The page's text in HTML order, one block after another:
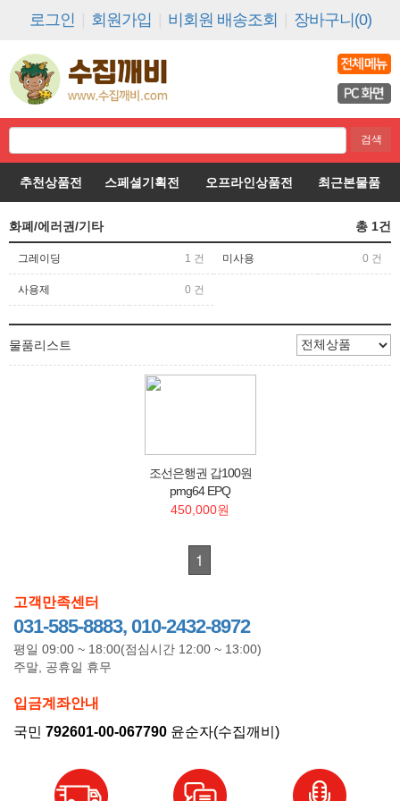
로그인 회원가입 비회원 배송조회 장바구니(0)
추천상품전 스페셜기획전 오프라인상품전 최근본물품
화폐/에러권/기타 총 1건
그레이딩 1 건 미사용 0 건
사용제 0 건
물품리스트
조선은행권 갑100원
pmg64 EPQ
450,000원
1
고객만족센터
031-585-8883, 010-2432-8972
평일 09:00 ~ 18:00(점심시간 12:00 ~ 13:00)
주말, 공휴일 휴무
입금계좌안내
국민 792601-00-067790 윤순자(수집깨비)